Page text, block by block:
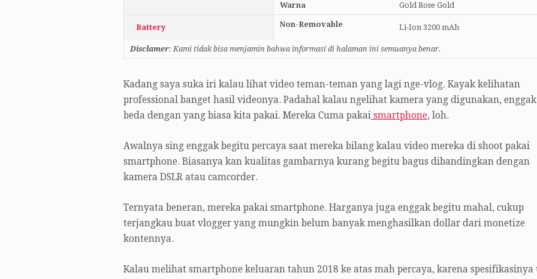
Warna Gold Rose Gold
Battery Non-Removable Li-Ion 3200 mAh
Disclamer: Kami tidak bisa menjamin bahwa informasi di halaman ini semuanya benar.
Kadang saya suka iri kalau lihat video teman-teman yang lagi nge-vlog. Kayak kelihatan
professional banget hasil videonya. Padahal kalau ngelihat kamera yang digunakan,
beda dengan yang biasa kita pakai. Mereka Cuma pakaismartphone, loh.
Awalnya sing enggak begitu percaya saat mereka bilang kalau video mereka di shoot pakai
smartphone. Biasanya kan kualitas gambarnya kurang begitu bagus dibandingkan dengan
kamera DSLR atau camcorder.
Ternyata beneran, mereka pakai smartphone. Harganya juga enggak begitu mahal, cukup
terjangkau buat vlogger yang mungkin belum banyak menghasilkan dollar dari monetize
kontennya.
Kalau melihat smartphone keluaran tahun 2018 ke atas mah percaya, karena spesifikasinya